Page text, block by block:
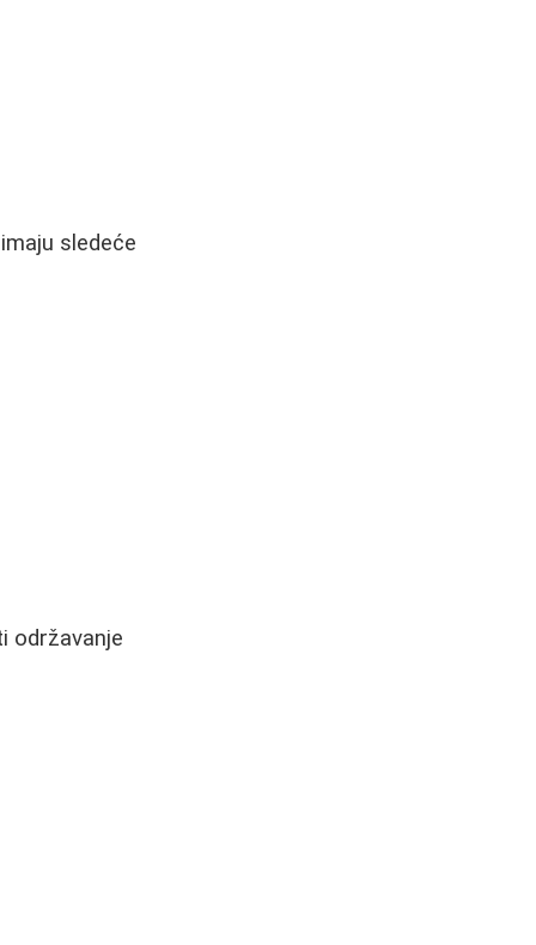
sledeće
održavanje